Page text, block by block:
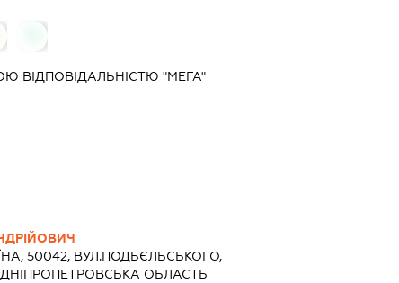
ВІДПОВІДАЛЬНІСТЮ "МЕГА"
50042, ВУЛ.ПОДБЄЛЬСЬКОГО,
ДНІПРОПЕТРОВСЬКА ОБЛАСТЬ